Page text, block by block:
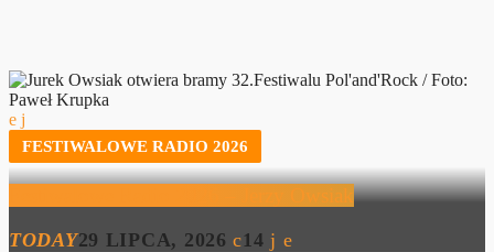
FESTIWALOWE RADIO 2026
Festiwalowe Radio 2026 – Jerzy Owsiak
TODAY29 LIPCA, 2026 14